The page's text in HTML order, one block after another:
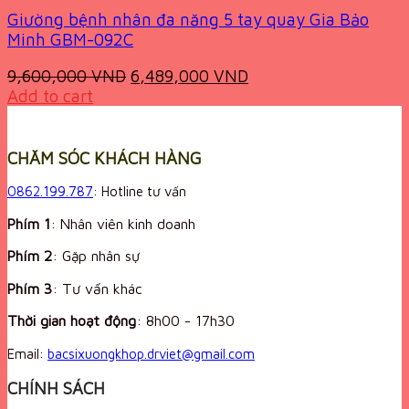
Giường bệnh nhân đa năng 5 tay quay Gia Bảo
Minh GBM-092C
9,600,000VND Original
6,489,000 VND
Add to cart
CHĂM SÓC KHÁCH HÀNG
0862.199.787: Hotline tư vấn
Phím 1: Nhân viên kinh doanh
Phím 2: Gặp nhân sự
Phím 3: Tư vấn khác
Thời gian hoạt động: 8h00 - 17h30
Email: bacsixuongkhop.drviet@gmail.com
CHÍNH SÁCH